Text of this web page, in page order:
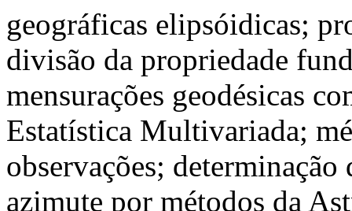
geográficas elipsóidicas;
divisão da propriedade
mensurações geodésicas
Estatística Multivariada;
observações;
azimute por métodos da